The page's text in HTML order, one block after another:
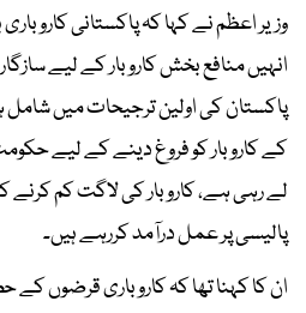
وزیر اعظم نے کہا کہ پاکستانی
انہیں منافع بخش کاروبار کے لیے
پاکستان کی اولین ترجیحات میں
کے کاروبار کو فروغ دینے کے لیے
لے رہی ہے، کاروبار کی لاگت کم کرنے
پالیسی پر عمل درآمد کررہے ہیں۔
ان کا کہنا تھا کہ کاروباری قرضوں